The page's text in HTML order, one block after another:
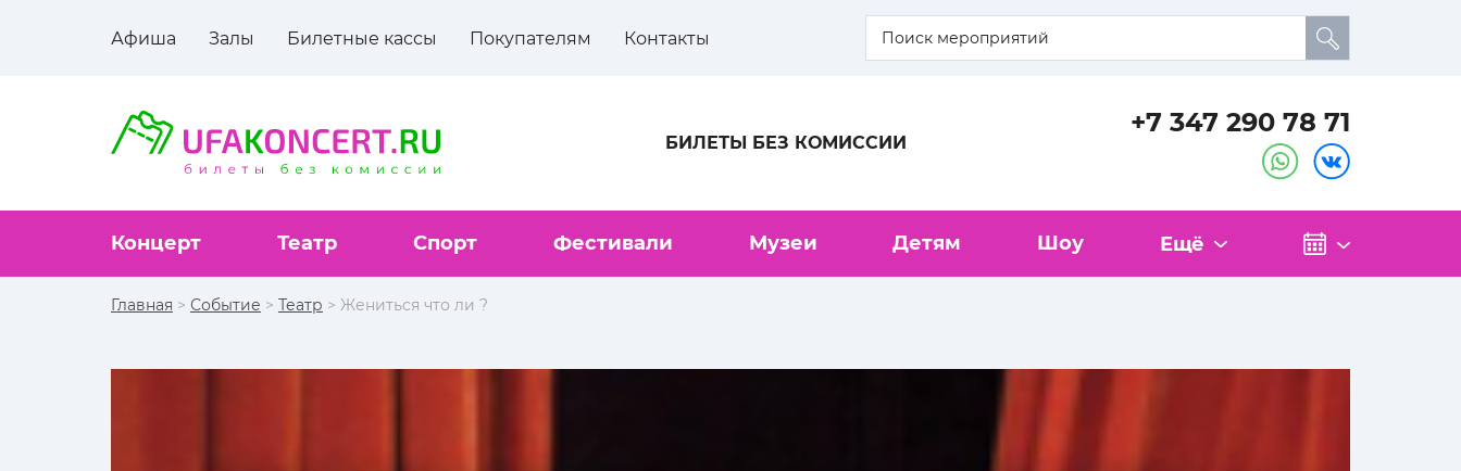
Афиша Залы Билетные кассы Покупателям Контакты
БИЛЕТЫ БЕЗ КОМИССИИ
+7 347 290 78 71
Концерт Театр Спорт Фестивали Музеи Детям Шоу Ещё
Главная > Событие > Театр > Жениться что ли ?